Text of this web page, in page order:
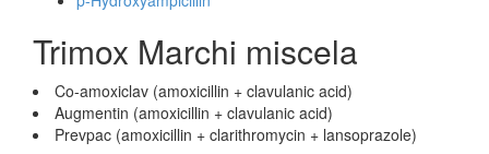
Trimox Marchi miscela
Co-amoxiclav (amoxicillin + clavulanic acid)
Augmentin (amoxicillin + clavulanic acid)
Prevpac (amoxicillin + clarithromycin + lansoprazole)